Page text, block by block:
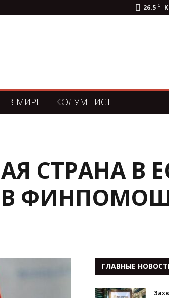
26.5 C
В МИРЕ КОЛУМНИСТ
СТРАНА В
ГЛАВНЫЕ